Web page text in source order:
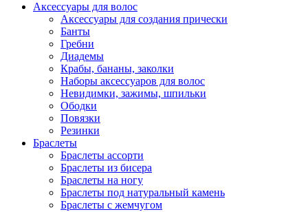
Аксессуары для волос
Аксессуары для создания прически
Банты
Гребни
Диадемы
Крабы, бананы, заколки
Наборы аксессуаров для волос
Невидимки, зажимы, шпильки
Ободки
Повязки
Резинки
Браслеты
Браслеты ассорти
Браслеты из бисера
Браслеты на ногу
Браслеты под натуральный камень
Браслеты с жемчугом